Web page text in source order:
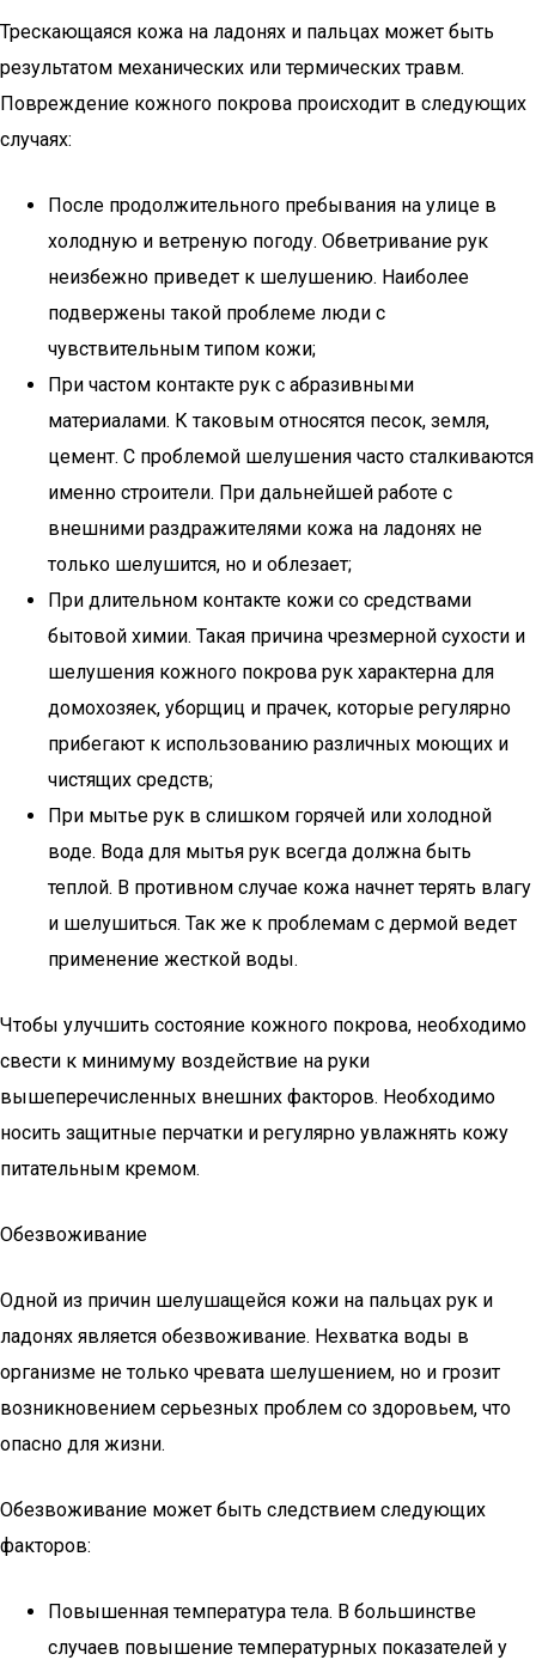
Трескающаяся кожа на ладонях и пальцах может быть
результатом механических или термических травм.
Повреждение кожного покрова происходит в следующих
случаях:
После продолжительного пребывания на улице в
холодную и ветреную погоду. Обветривание рук
неизбежно приведет к шелушению. Наиболее
подвержены такой проблеме люди с
чувствительным типом кожи;
При частом контакте рук с абразивными
материалами. К таковым относятся песок, земля,
цемент. С проблемой шелушения часто сталкиваются
именно строители. При дальнейшей работе с
внешними раздражителями кожа на ладонях не
только шелушится, но и облезает;
При длительном контакте кожи со средствами
бытовой химии. Такая причина чрезмерной сухости и
шелушения кожного покрова рук характерна для
домохозяек, уборщиц и прачек, которые регулярно
прибегают к использованию различных моющих и
чистящих средств;
При мытье рук в слишком горячей или холодной
воде. Вода для мытья рук всегда должна быть
теплой. В противном случае кожа начнет терять влагу
и шелушиться. Так же к проблемам с дермой ведет
применение жесткой воды.
Чтобы улучшить состояние кожного покрова, необходимо
свести к минимуму воздействие на руки
вышеперечисленных внешних факторов. Необходимо
носить защитные перчатки и регулярно увлажнять кожу
питательным кремом.
Обезвоживание
Одной из причин шелушащейся кожи на пальцах рук и
ладонях является обезвоживание. Нехватка воды в
организме не только чревата шелушением, но и грозит
возникновением серьезных проблем со здоровьем, что
опасно для жизни.
Обезвоживание может быть следствием следующих
факторов:
Повышенная температура тела. В большинстве
случаев повышение температурных показателей у